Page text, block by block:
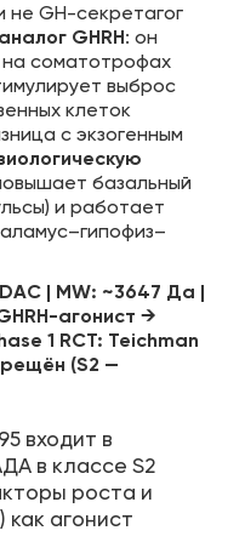
не GH-секретагог
аналог GHRH: он
на соматотрофах
выброс
клеток
с экзогенным
базальный
и работает
| MW: ~3647 Да |
агонист →
1 RCT: Teichman
(S2 —
входит в
в классе S2
роста и
агонист